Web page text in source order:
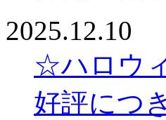
2025.12.10
☆ハロウ
好評につ